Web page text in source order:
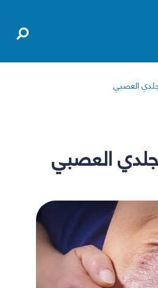
العصبي
العصبي